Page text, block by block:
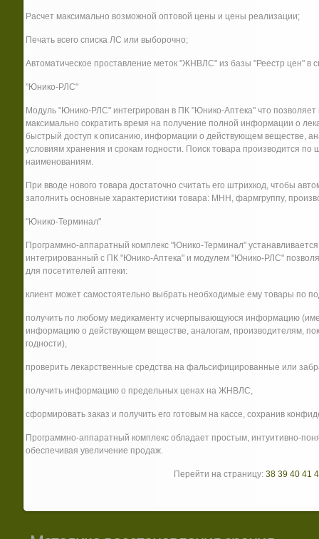
Расчет максимально возможной оптовой цены и цены реализации;
Печать всего списка ЛС или выборочно;
Автоматическое проставление меток "ЖНВЛС" из базы "Реестр цен" в
"Юнико-РЛС"
Модуль "Юнико-РЛС" интегрирован в ПК "Юнико-Аптека" что
максимально сократить время на получение полной информации о
быстрый доступ к описанию, информации о действующем веществе,
условиям хранения и срокам годности. Поиск товара производится
наименованиям.
При вводе нового товара достаточно считать его штрихкод, чтобы
заполнить основные характеристики товара: МНН, фармгруппу,
"Юнико-Терминал"
Программно-аппаратный комплекс "Юнико-Терминал"
интегрированный с ПК "Юнико-Аптека" и модулем "Юнико-РЛС"
для посетителей аптеки:
клиент может самостоятельно выбрать необходимые ему товары по
получить по любому медикаменту исчерпывающуюся информацию
информацию о действующем веществе, аналогам, производителям,
годности),
проверить лекарственные средства на фальсифицированные или
получить информацию о предельных ценах на ЖНВЛС,
сформировать заказ и получить его готовым на кассе, сохранив
Программно-аппаратный комплекс обладает простым, интуитивно-
обеспечивая увеличение продаж.
Перейти на страницу: 38 39 40 41